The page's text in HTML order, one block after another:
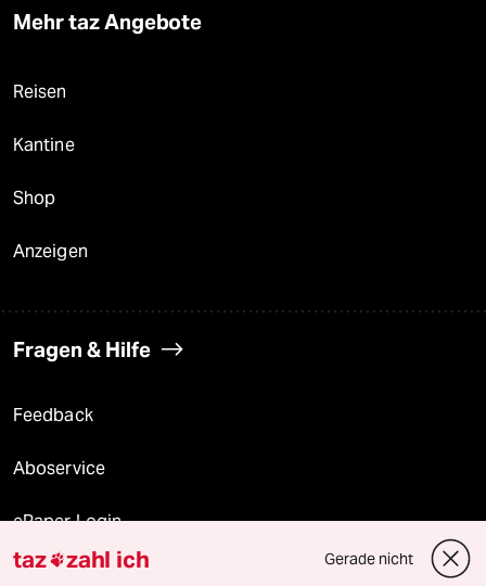
Mehr taz Angebote
Reisen
Kantine
Shop
Anzeigen
Fragen & Hilfe
Feedback
Aboservice
ePaper Login
Downloads für Abonnierende
taz zahl ich Gerade nicht